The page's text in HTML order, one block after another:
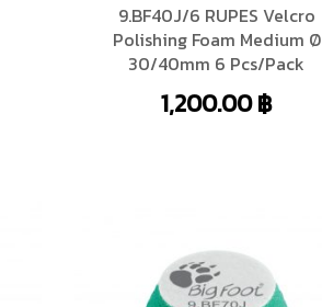
9.BF40J/6 RUPES Velcro
Polishing Foam Medium Ø
30/40mm 6 Pcs/Pack
1,200.00฿